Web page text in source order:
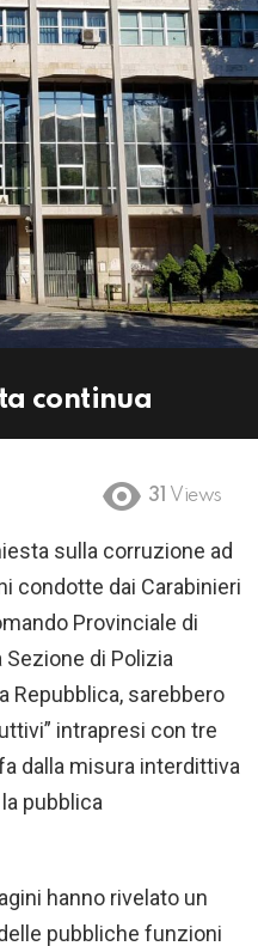
continua
31 Views
sulla corruzione ad
condotte dai Carabinieri
Provinciale di
Sezione di Polizia
Repubblica, sarebbero
intrapresi con tre
dalla misura interdittiva
pubblica
hanno rivelato un
pubbliche funzioni